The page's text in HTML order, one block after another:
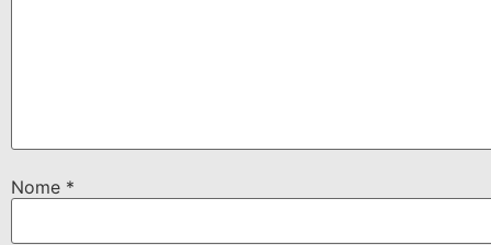
Nome *